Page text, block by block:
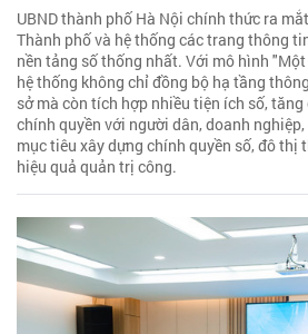
UBND thành phố Hà Nội chính thức ra
Thành phố và hệ thống các trang thông
nền tảng số thống nhất. Với mô hình
hệ thống không chỉ đồng bộ hạ tầng
sở mà còn tích hợp nhiều tiện ích số,
chính quyền với người dân, doanh
mục tiêu xây dựng chính quyền số, đô thị
hiệu quả quản trị công.